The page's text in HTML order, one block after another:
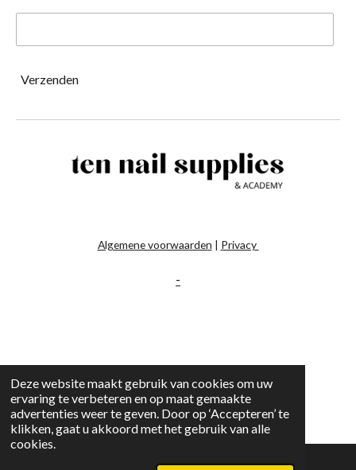
Deze website maakt gebruik van cookies om uw
ervaring te verbeteren en op maat gemaakte
advertenties weer te geven. Door op ‘Accepteren’ te
klikken, gaat u akkoord met het gebruik van alle
cookies.
Verzenden
Algemene voorwaarden | Privacy
-